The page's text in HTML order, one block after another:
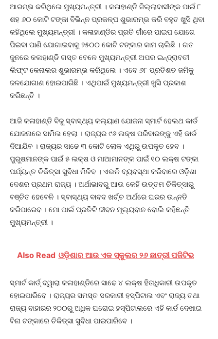
ଆରମ୍ଭ କରିଥିଲେ ମୁଖ୍ୟମନ୍ତ୍ରୀ । କଳାହାଣ୍ଡି ଜିଲ୍ଲାବାସୀଙ୍କ ପାଇଁ ୮
ଶହ ୬୦ କୋଟି ଟଙ୍କା ବିଭିନ୍ନ ପ୍ରକଳ୍ପ ଶୁଭାରମ୍ଭ କରି ବହୁତ ଖୁସି ଥିବା
କହିଥିଲେ ମୁଖ୍ୟମନ୍ତ୍ରୀ । କଳାହାଣ୍ଡିର ପ୍ରତି ଗାଁରେ ପାଇପ ଯୋଗେ
ପିଇବା ପାଣି ଯୋଗାଇବାକୁ ୨୫୦୦ କୋଟି ଟଙ୍କାର କାମ ଚାଲିଛି । ଗତ
ଜୁନରେ କଳାହାଣ୍ଡି ଗସ୍ତ ବେଳେ ମୁଖ୍ୟମନ୍ତ୍ରୀ ଅପର ଇନ୍ଦ୍ରାବତୀ
ଲିଫ୍ଟ କେନାଲର ଶୁଭାରମ୍ଭ କରିଥିଲେ । ଏବେ ୬୮ ପ୍ରତିଶତ ଜମିକୁ
ଜଳଯୋଗାଣ ହୋଇପାରିଛି । ଏଥିପାଇଁ ମୁଖ୍ୟମନ୍ତ୍ରୀ ଖୁସି ପ୍ରକାଶ
କରିଛନ୍ତି ।
ଆଜି କଳାହାଣ୍ଡି ବିଜୁ ସ୍ବାସ୍ଥ୍ୟ କଲ୍ୟାଣ ଯୋଜନା ସ୍ମାର୍ଟ ହେଲଥ କାର୍ଡ
ଯୋଜନାରେ ସାମିଲ ହେଲା । ରାଜ୍ୟର ୯୬ ଲକ୍ଷ ପରିବାରଙ୍କୁ ଏହି କାର୍ଡ
ଦିଆଯିବ । ରାଜ୍ୟର ସାଢେ ୩ କୋଟି ଲୋକ ଏଥିରୁ ଉପକୃତ ହେବ ।
ପୁରୁଷମାନଙ୍କ ପାଇଁ ୫ ଲକ୍ଷ ଓ ମାଆମାନଙ୍କ ପାଇଁ ୧୦ ଲକ୍ଷ ଟଙ୍କା
ପର୍ଯ୍ୟନ୍ତ ଚିକିତ୍ସା ସୁବିଧା ମିଳିବ । ଏଭଳି ବ୍ୟବସ୍ଥା କରିବାରେ ଓଡ଼ିଶା
ଦେଶର ପ୍ରଥମ ରାଜ୍ୟ । ଅର୍ଥାଭାବରୁ ଆଉ କେହି ଉତ୍ତମ ଚିକିତ୍ସାରୁ
ବଞ୍ଚିତ ହେବେନି । ସ୍ବାସ୍ଥ୍ୟ ବାବଦ ଖର୍ଚ୍ଚ ଅର୍ଥରେ ଘରର ଉନ୍ନତି
କରିପାରେବ । ମୋ ପାଇଁ ପ୍ରତିଟି ଜୀବନ ମୂଲ୍ୟବାନ ବୋଲି କହିଛନ୍ତି
ମୁଖ୍ୟମନ୍ତ୍ରୀ ।
Also Read ଓଡ଼ିଶାର ଆଉ ଏକ ସ୍କୁଲର ୨୬ ଛାତ୍ରୀ ପଜିଟିଭ
ସ୍ମାର୍ଟ କାର୍ଡ୍ ଦ୍ୱାରା କଳାହାଣ୍ଡିରେ ସାଢେ ୪ ଲକ୍ଷ ହିତାଧିକାରୀ ଉପକୃତ
ହୋଇପାରିବେ । ରାଜ୍ୟର ସମସ୍ତ ସରକାରୀ ହସ୍ପିଟାଲ ଏବଂ ରାଜ୍ୟ ତଥା
ରାଜ୍ୟ ବାହାରର ୨୦୦ରୁ ଅଧିକ ଘରୋଇ ହସ୍ପିଟାଲରେ ଏହି କାର୍ଡ ଦେଖାଇ
ବିନା ଟଙ୍କାରେ ଚିକିତ୍ସା ସୁବିଧା ପାଇପାରିବେ ।